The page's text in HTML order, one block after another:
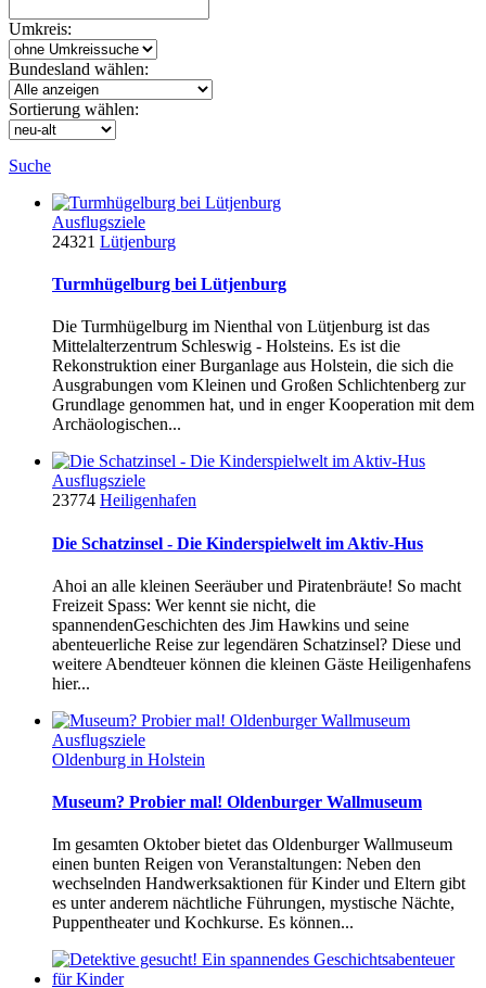
Umkreis:
Bundesland wählen:
Sortierung wählen:
Suche
Ausflugsziele
24321 Lütjenburg
Turmhügelburg bei Lütjenburg
Die Turmhügelburg im Nienthal von Lütjenburg ist das
Mittelalterzentrum Schleswig - Holsteins. Es ist die
Rekonstruktion einer Burganlage aus Holstein, die sich die
Ausgrabungen vom Kleinen und Großen Schlichtenberg zur
Grundlage genommen hat, und in enger Kooperation mit dem
Archäologischen...
Ausflugsziele
23774 Heiligenhafen
Die Schatzinsel - Die Kinderspielwelt im Aktiv-Hus
Ahoi an alle kleinen Seeräuber und Piratenbräute! So macht
Freizeit Spass: Wer kennt sie nicht, die
spannendenGeschichten des Jim Hawkins und seine
abenteuerliche Reise zur legendären Schatzinsel? Diese und
weitere Abendteuer können die kleinen Gäste Heiligenhafens
hier...
Ausflugsziele
Oldenburg in Holstein
Museum? Probier mal! Oldenburger Wallmuseum
Im gesamten Oktober bietet das Oldenburger Wallmuseum
einen bunten Reigen von Veranstaltungen: Neben den
wechselnden Handwerksaktionen für Kinder und Eltern gibt
es unter anderem nächtliche Führungen, mystische Nächte,
Puppentheater und Kochkurse. Es können...